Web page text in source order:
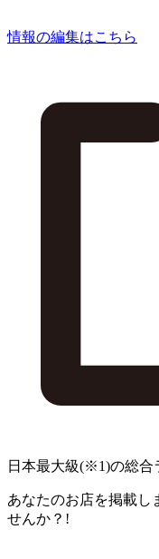
情報の編集はこちら
日本最大級(※1)の総合
あなたのお店を掲載し
せんか？!